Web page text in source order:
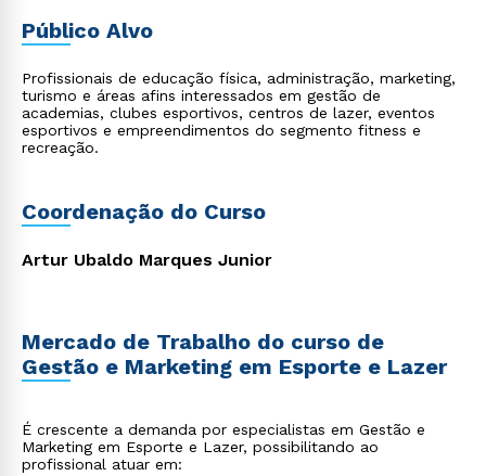
Público Alvo
Profissionais de educação física, administração, marketing,
turismo e áreas afins interessados em gestão de
academias, clubes esportivos, centros de lazer, eventos
esportivos e empreendimentos do segmento fitness e
recreação.
Coordenação do Curso
Artur Ubaldo Marques Junior
Mercado de Trabalho do curso de
Gestão e Marketing em Esporte e Lazer
É crescente a demanda por especialistas em Gestão e
Marketing em Esporte e Lazer, possibilitando ao
profissional atuar em: